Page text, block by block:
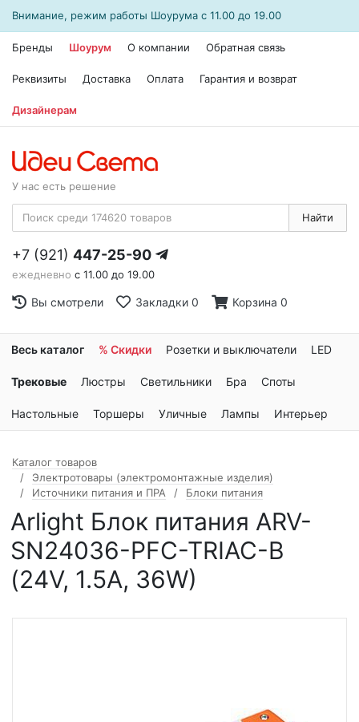
Внимание, режим работы Шоурума с 11.00 до 19.00
Бренды Шоурум О компании Обратная связь
Реквизиты Доставка Оплата Гарантия и возврат
Дизайнерам
У нас есть решение
Найти
+7 (921) 447-25-90
ежедневно с 11.00 до 19.00
Вы смотрели Закладки 0 Корзина 0
Весь каталог % Скидки Розетки и выключатели LED
Трековые Люстры Светильники Бра Споты
Настольные Торшеры Уличные Лампы Интерьер
Каталог товаров
Электротовары (электромонтажные изделия)
Источники питания и ПРА
Блоки питания
Arlight Блок питания ARV-
SN24036-PFC-TRIAC-B
(24V, 1.5A, 36W)